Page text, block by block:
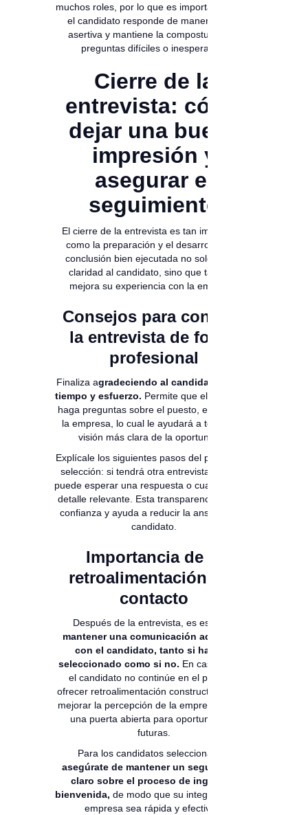
muchos roles, por lo que es importante ver si
el candidato responde de manera clara,
asertiva y mantiene la compostura ante
preguntas difíciles o inesperadas.
Cierre de la
entrevista: cómo
dejar una buena
impresión y
asegurar el
seguimiento
El cierre de la entrevista es tan importante
como la preparación y el desarrollo. Una
conclusión bien ejecutada no solo brinda
claridad al candidato, sino que también
mejora su experiencia con la empresa.
Consejos para concluir
la entrevista de forma
profesional
Finaliza agradeciendo al candidato por su
tiempo y esfuerzo. Permite que el candidato
haga preguntas sobre el puesto, el equipo o
la empresa, lo cual le ayudará a tener una
visión más clara de la oportunidad.
Explícale los siguientes pasos del proceso de
selección: si tendrá otra entrevista, cuándo
puede esperar una respuesta o cualquier otro
detalle relevante. Esta transparencia genera
confianza y ayuda a reducir la ansiedad del
candidato.
Importancia de la
retroalimentación y el
contacto
Después de la entrevista, es esencial
mantener una comunicación adecuada
con el candidato, tanto si ha sido
seleccionado como si no. En caso de que
el candidato no continúe en el proceso,
ofrecer retroalimentación constructiva puede
mejorar la percepción de la empresa y dejar
una puerta abierta para oportunidades
futuras.
Para los candidatos seleccionados,
asegúrate de mantener un seguimiento
claro sobre el proceso de ingreso y
bienvenida, de modo que su integración a la
empresa sea rápida y efectiva.